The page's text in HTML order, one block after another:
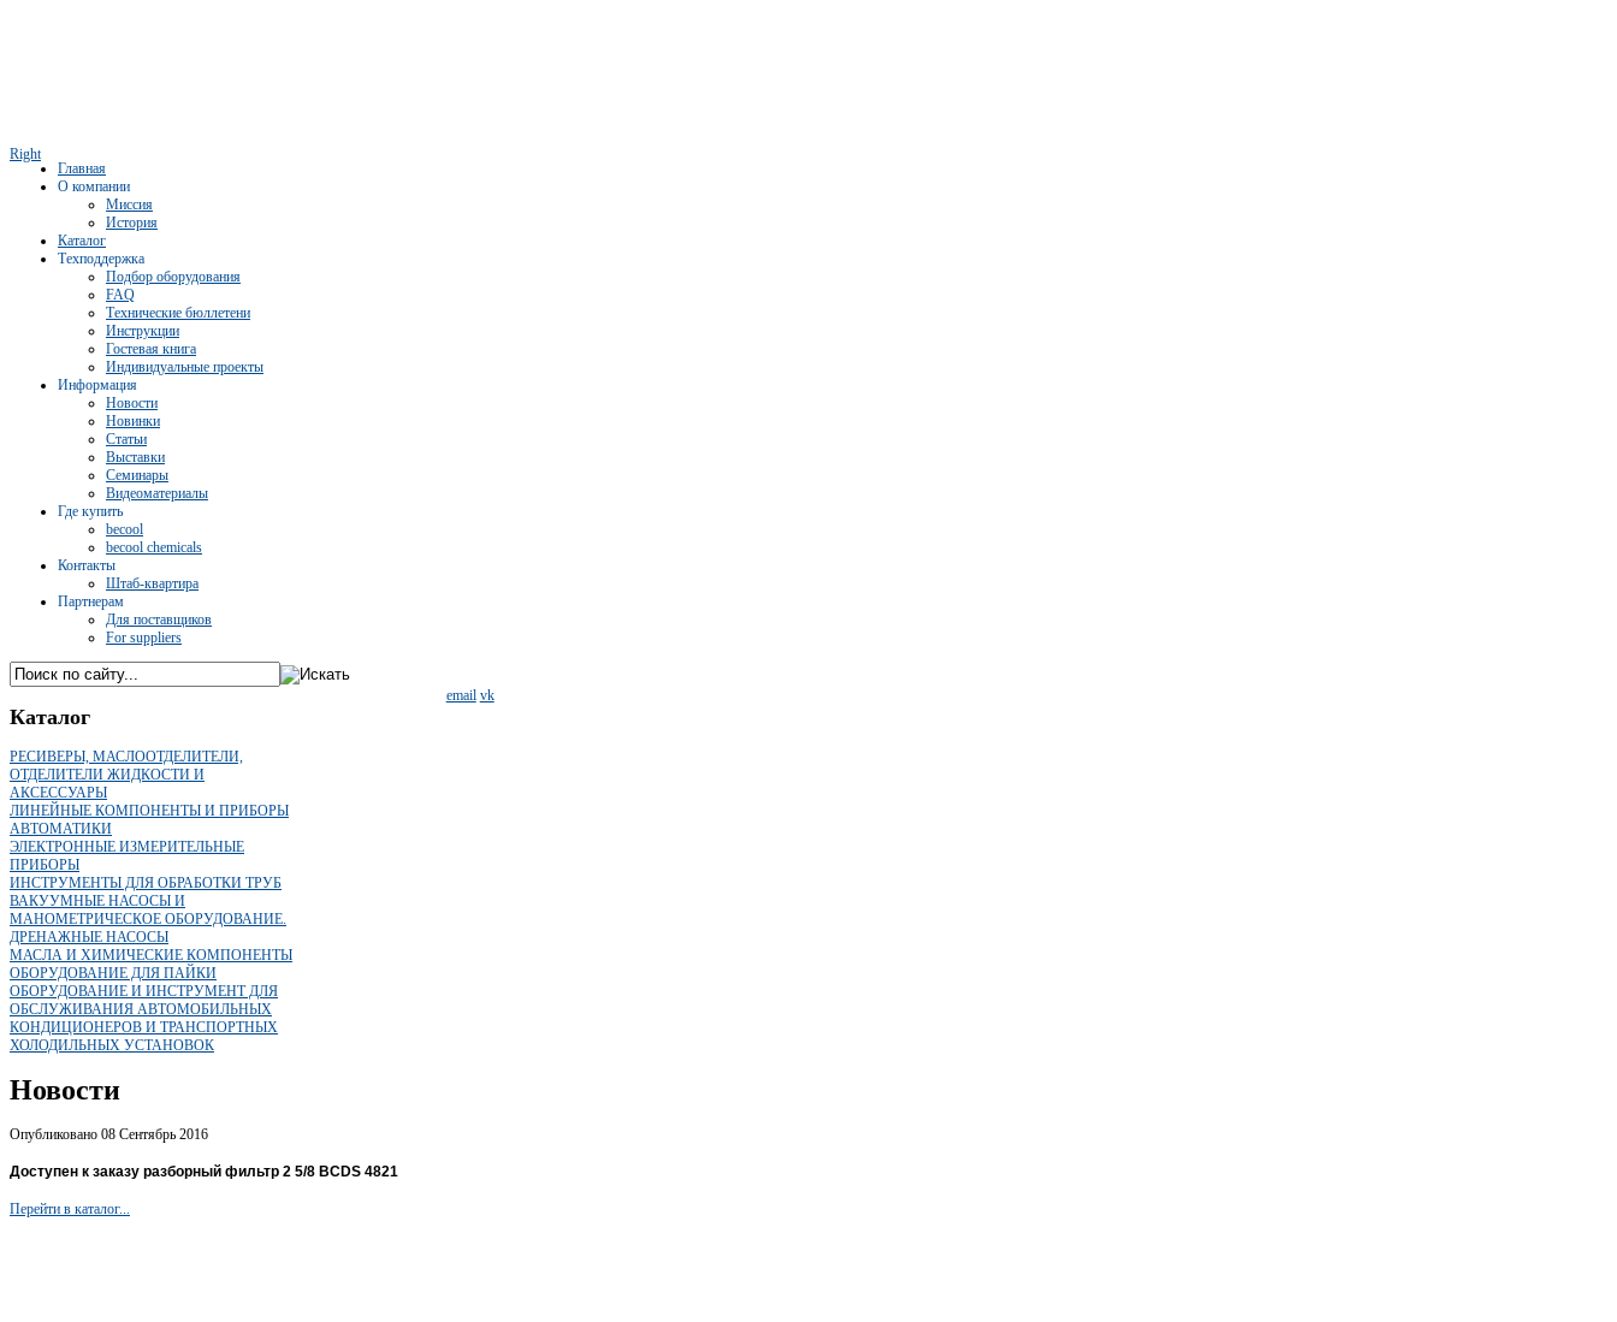
Right
Главная
О компании
Миссия
История
Каталог
Техподдержка
Подбор оборудования
FAQ
Технические бюллетени
Инструкции
Гостевая книга
Индивидуальные проекты
Информация
Новости
Новинки
Статьи
Выставки
Семинары
Видеоматериалы
Где купить
becool
becool chemicals
Контакты
Штаб-квартира
Партнерам
Для поставщиков
For suppliers
email vk
Каталог
РЕСИВЕРЫ, МАСЛООТДЕЛИТЕЛИ,
ОТДЕЛИТЕЛИ ЖИДКОСТИ И
АКСЕССУАРЫ
ЛИНЕЙНЫЕ КОМПОНЕНТЫ И ПРИБОРЫ
АВТОМАТИКИ
ЭЛЕКТРОННЫЕ ИЗМЕРИТЕЛЬНЫЕ
ПРИБОРЫ
ИНСТРУМЕНТЫ ДЛЯ ОБРАБОТКИ ТРУБ
ВАКУУМНЫЕ НАСОСЫ И
МАНОМЕТРИЧЕСКОЕ ОБОРУДОВАНИЕ.
ДРЕНАЖНЫЕ НАСОСЫ
МАСЛА И ХИМИЧЕСКИЕ КОМПОНЕНТЫ
ОБОРУДОВАНИЕ ДЛЯ ПАЙКИ
ОБОРУДОВАНИЕ И ИНСТРУМЕНТ ДЛЯ
ОБСЛУЖИВАНИЯ АВТОМОБИЛЬНЫХ
КОНДИЦИОНЕРОВ И ТРАНСПОРТНЫХ
ХОЛОДИЛЬНЫХ УСТАНОВОК
Новости
Опубликовано 08 Сентябрь 2016
Доступен к заказу разборный фильтр 2 5/8 BCDS 4821
Перейти в каталог...